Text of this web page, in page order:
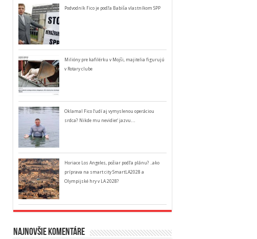
Podvodník Fico je podľa Babiša vlastníkom SPP
Milióny pre kafilérku v Mojši, majitelia figurujú
v Rotary clube
Oklamal Fico ľudí aj vymyslenou operáciou
srdca? Nikde mu nevidieť jazvu…
Horiace Los Angeles, požiar podľa plánu? ..ako
príprava na smart city SmartLA2028 a
Olympijské hry v LA 2028?
Najnovšie komentáre